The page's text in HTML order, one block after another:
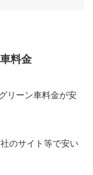
料金
リーン車料金が安
のサイト等で安い